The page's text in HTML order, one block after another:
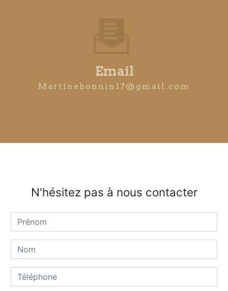
Email
martinebonnin17@gmail.com
N'hésitez pas à nous contacter